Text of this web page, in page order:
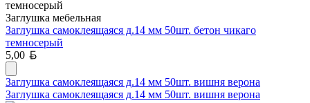
Заглушка мебельная
Заглушка самоклеящаяся д.14 мм 50шт. бетон чикаго
темносерый
5,00
Заглушка самоклеящаяся д.14 мм 50шт. вишня верона
Заглушка самоклеящаяся д.14 мм 50шт. вишня верона